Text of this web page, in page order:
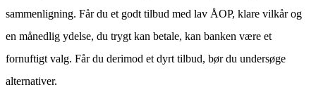
sammenligning. Får du et godt tilbud med lav ÅOP, klare vilkår og
en månedlig ydelse, du trygt kan betale, kan banken være et
fornuftigt valg. Får du derimod et dyrt tilbud, bør du undersøge
alternativer.